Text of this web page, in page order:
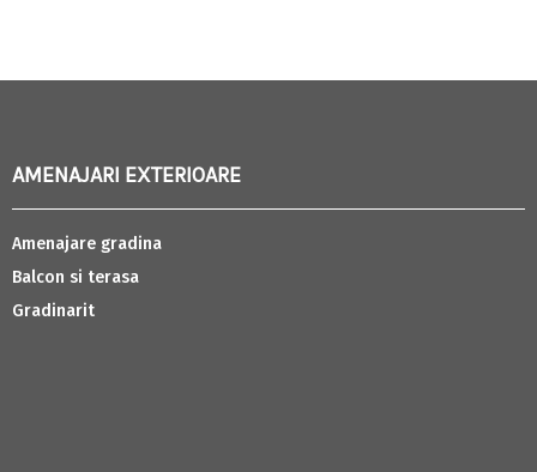
AMENAJARI EXTERIOARE
Amenajare gradina
Balcon si terasa
Gradinarit